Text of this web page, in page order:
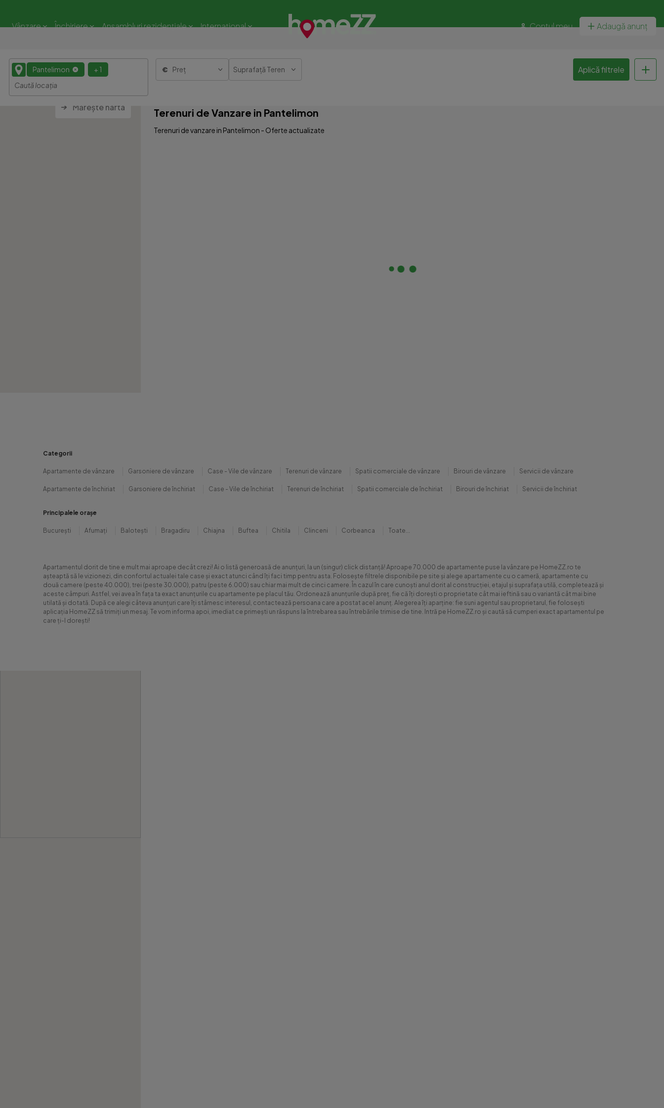
Vânzare Închiriere Ansambluri rezidențiale Internațional Contul meu Adaugă anunț
Pantelimon + 1 Preț Suprafață Teren Aplică filtrele
Mărește harta Terenuri de Vanzare in Pantelimon
Terenuri de vanzare in Pantelimon - Oferte actualizate
Categorii
Apartamente de vânzare Garsoniere de vânzare Case - Vile de vânzare Terenuri de vânzare Spatii comerciale de vânzare Birouri de vânzare Servicii de vânzare
Apartamente de închiriat Garsoniere de închiriat Case - Vile de închiriat Terenuri de închiriat Spatii comerciale de închiriat Birouri de închiriat Servicii de închiriat
Principalele orașe
București Afumați Balotești Bragadiru Chiajna Buftea Chitila Clinceni Corbeanca Toate...
Apartamentul dorit de tine e mult mai aproape decât crezi! Ai o listă generoasă de anunțuri, la un (singur) click distanță! Aproape 70.000 de apartamente puse la vânzare pe HomeZZ.ro te
așteaptă să le vizionezi, din confortul actualei tale case și exact atunci când îți faci timp pentru asta. Folosește filtrele disponibile pe site și alege apartamente cu o cameră, apartamente cu
două camere (peste 40.000), trei (peste 30.000), patru (peste 6.000) sau chiar mai mult de cinci camere. În cazul în care cunoști anul dorit al construcției, etajul și suprafața utilă, completează și
aceste câmpuri. Astfel, vei avea în fața ta exact anunțurile cu apartamente pe placul tău. Ordonează anunțurile după preț, fie că îți dorești o proprietate cât mai ieftină sau o variantă cât mai bine
utilată și dotată. După ce alegi câteva anunțuri care îți stârnesc interesul, contactează persoana care a postat acel anunț. Alegerea îți aparține: fie suni agentul sau proprietarul, fie folosești
aplicația HomeZZ să trimiți un mesaj. Te vom informa apoi, imediat ce primești un răspuns la întrebarea sau întrebările trimise de tine. Intră pe HomeZZ.ro și caută să cumperi exact apartamentul pe
care ți-l dorești!